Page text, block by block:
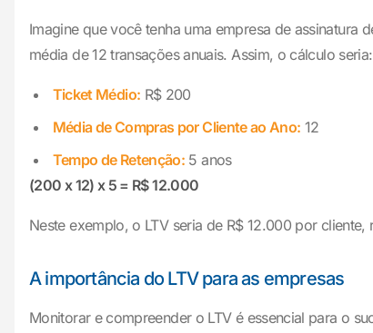
Imagine que você tenha uma empresa de assinatura
média de 12 transações anuais. Assim, o cálculo seria:
Ticket Médio: R$ 200
Média de Compras por Cliente ao Ano: 12
Tempo de Retenção: 5 anos
(200 x 12) x 5 = R$ 12.000
Neste exemplo, o LTV seria de R$ 12.000 por
A importância do LTV para as empresas
Monitorar e compreender o LTV é essencial para o